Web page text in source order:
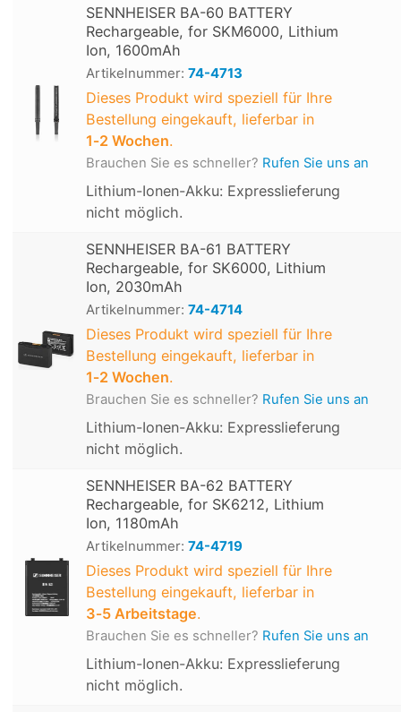
SENNHEISER BA-60 BATTERY
Rechargeable, for SKM6000, Lithium
Ion, 1600mAh
Artikelnummer: 74-4713
Dieses Produkt wird speziell für Ihre
Bestellung eingekauft, lieferbar in
1‑2 Wochen.
Brauchen Sie es schneller? Rufen Sie uns an
Lithium-Ionen-Akku: Expresslieferung
nicht möglich.
SENNHEISER BA-61 BATTERY
Rechargeable, for SK6000, Lithium
Ion, 2030mAh
Artikelnummer: 74-4714
Dieses Produkt wird speziell für Ihre
Bestellung eingekauft, lieferbar in
1‑2 Wochen.
Brauchen Sie es schneller? Rufen Sie uns an
Lithium-Ionen-Akku: Expresslieferung
nicht möglich.
SENNHEISER BA-62 BATTERY
Rechargeable, for SK6212, Lithium
Ion, 1180mAh
Artikelnummer: 74-4719
Dieses Produkt wird speziell für Ihre
Bestellung eingekauft, lieferbar in
3‑5 Arbeitstage.
Brauchen Sie es schneller? Rufen Sie uns an
Lithium-Ionen-Akku: Expresslieferung
nicht möglich.